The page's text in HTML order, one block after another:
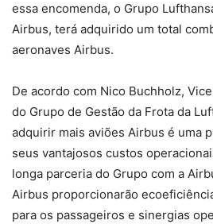
essa encomenda, o Grupo
Airbus, terá adquirido um total
aeronaves Airbus.
De acordo com Nico Buchholz,
do Grupo de Gestão da Frota da
adquirir mais aviões Airbus é uma
seus vantajosos custos
longa parceria do Grupo com a
Airbus proporcionarão
para os passageiros e sinergias